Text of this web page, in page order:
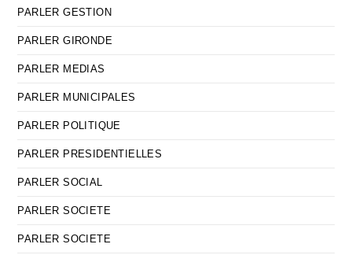
PARLER GESTION
PARLER GIRONDE
PARLER MEDIAS
PARLER MUNICIPALES
PARLER POLITIQUE
PARLER PRESIDENTIELLES
PARLER SOCIAL
PARLER SOCIETE
PARLER SOCIETE